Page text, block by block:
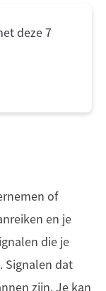
deze 7
of
en je
die je
Signalen dat
zijn. Je kan